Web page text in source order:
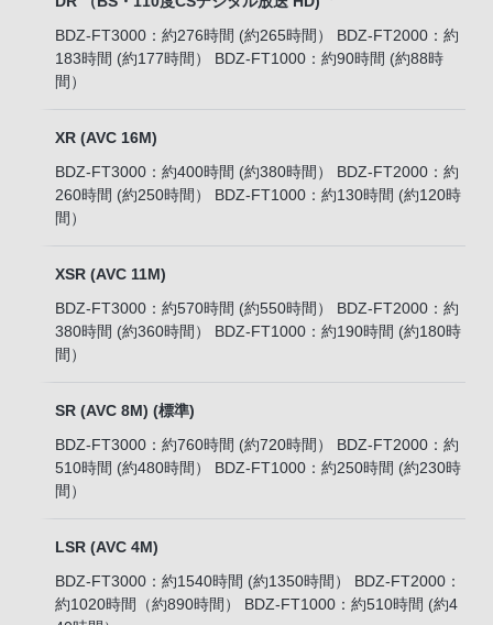
BDZ-FT3000：約276時間 (約265時間） BDZ-FT2000：約
183時間 (約177時間） BDZ-FT1000：約90時間 (約88時
間）
XR (AVC 16M)
BDZ-FT3000：約400時間 (約380時間） BDZ-FT2000：約
260時間 (約250時間） BDZ-FT1000：約130時間 (約120時
間）
XSR (AVC 11M)
BDZ-FT3000：約570時間 (約550時間） BDZ-FT2000：約
380時間 (約360時間） BDZ-FT1000：約190時間 (約180時
間）
SR (AVC 8M) (標準)
BDZ-FT3000：約760時間 (約720時間） BDZ-FT2000：約
510時間 (約480時間） BDZ-FT1000：約250時間 (約230時
間）
LSR (AVC 4M)
BDZ-FT3000：約1540時間 (約1350時間） BDZ-FT2000：
約1020時間（約890時間） BDZ-FT1000：約510時間 (約4